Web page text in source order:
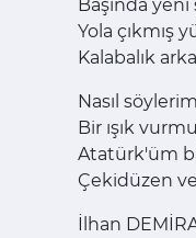
Başında yeni
Yola çıkmış
Kalabalık
Nasıl
Bir ışık
Atatürk'üm
Çekidüzen
İlhan